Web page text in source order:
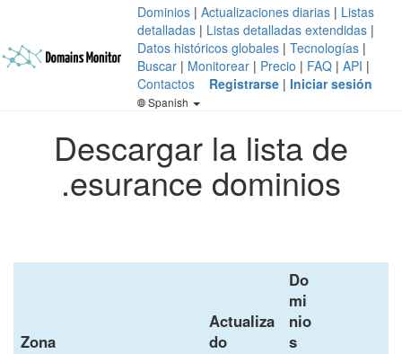
Dominios | Actualizaciones diarias | Listas
detalladas | Listas detalladas extendidas |
Datos históricos globales | Tecnologías |
Buscar | Monitorear | Precio | FAQ | API |
Contactos
Registrarse | Iniciar sesión
Spanish
Descargar la lista de
.esurance dominios
Zona
Actualiza
do
Do
mi
nio
s